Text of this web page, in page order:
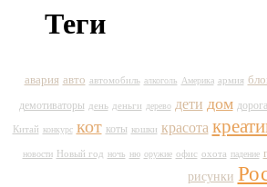
Теги
авария авто автомобиль алкоголь Америка армия
демотиваторы день деньги дерево дети дом дорога
Китай конкурс кот коты кошки красота
новости Новый год ночь ню оружие офис охота падение
рисунки